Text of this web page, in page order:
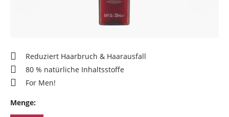
Reduziert Haarbruch & Haarausfall
80 % natürliche Inhaltsstoffe
For Men!
Menge: